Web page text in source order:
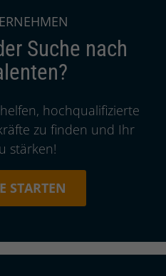
Einkauf und Supply
Dachzeile:
Suche nach
Intro:
hochqualifizierte
zu finden und Ihr
stärken!
STARTEN